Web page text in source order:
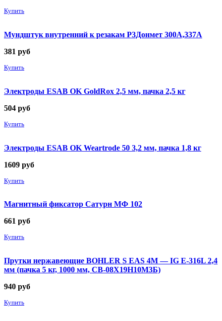
Купить
Мундштук внутренний к резакам Р3Донмет 300А,337А
381 руб
Купить
Электроды ESAB OK GoldRox 2,5 мм, пачка 2,5 кг
504 руб
Купить
Электроды ESAB OK Weartrode 50 3,2 мм, пачка 1,8 кг
1609 руб
Купить
Магнитный фиксатор Сатурн МФ 102
661 руб
Купить
Прутки нержавеющие BOHLER S EAS 4M — IG E-316L 2,4
мм (пачка 5 кг, 1000 мм, СВ-08Х19Н10М3Б)
940 руб
Купить